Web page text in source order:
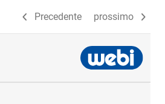
Precedente prossimo